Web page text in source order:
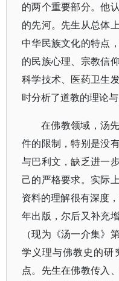
的两个重要部分。他
的先河。先生从总体
中华民族文化的特点
的民族心理、宗教信
科学技术、医药卫生
时分析了道教的理论
在佛教领域，汤
件的限制，特别是没
与巴利文，缺乏进一
己的严格要求。实际
资料的理解很有深度
年出版，尔后又补充
（现为《汤一介集》
学义理与佛教史的研
点。先生在佛教传入